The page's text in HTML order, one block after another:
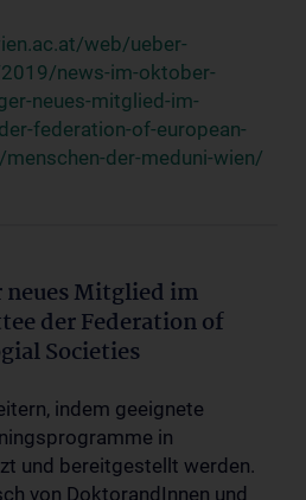
web/ueber-
news-im-oktober-
neues-mitglied-im-
federation-of-european-
der-meduni-wien/
neues Mitglied im
der Federation of
Societies
indem geeignete
in
und bereitgestellt werden.
von DoktorandInnen und